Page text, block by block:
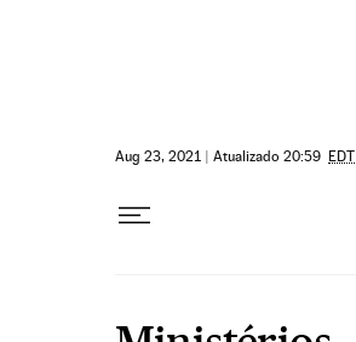
Aug 23, 2021 | Atualizado 20:59 EDT